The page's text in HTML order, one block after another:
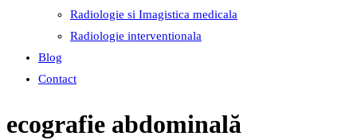
Radiologie si Imagistica medicala
Radiologie interventionala
Blog
Contact
ecografie abdominală